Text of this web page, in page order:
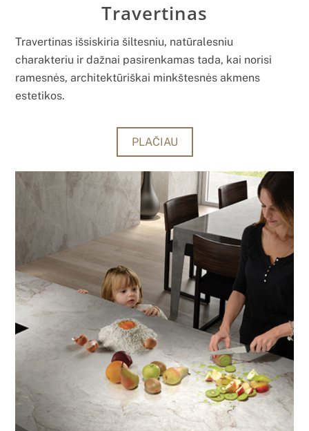
Travertinas
Travertinas išsiskiria šiltesniu, natūralesniu
charakteriu ir dažnai pasirenkamas tada, kai norisi
ramesnės, architektūriškai minkštesnės akmens
estetikos.
PLAČIAU